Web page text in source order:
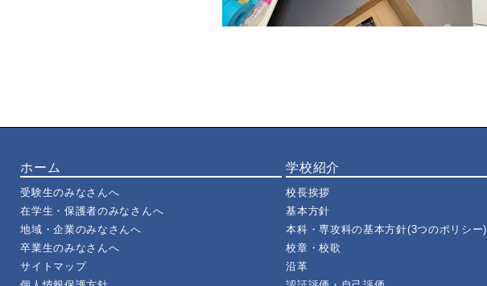
ホーム
受験生のみなさんへ
在学生・保護者のみなさんへ
地域・企業のみなさんへ
卒業生のみなさんへ
サイトマップ
学校紹介
校長挨拶
基本方針
本科・専攻科の基本方針(3つのポリシー)
校章・校歌
沿革